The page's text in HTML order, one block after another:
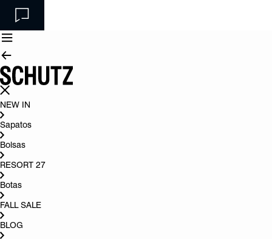
NEW IN
Sapatos
Bolsas
RESORT 27
Botas
FALL SALE
BLOG